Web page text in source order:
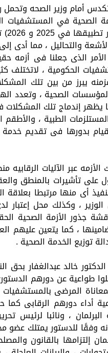
أمام وزير الصحه
الصحية في المستشفيات
والتحاليل ، مما أدى
الذى جعلنا فى أزمه
الحكومية ، لاتختلف
يبرز من بين تلك
الصحية ، وتعدد
إندماج تلك المشكلات
الطبية ، والأطقم
بدورها فى تقديم
عبر الآليات
على تأشيرات بالمنطق
أى منها مرتبطا بعلاقة
، وكذلك محل
جذور الأزمة الصحية
، كما يتعين عليهم
توزيع الخدمة الصحية .
خالد عبدالغفار بحق
طواعية عن دورهم
المرضى بالمستشفيات
أداء دورهم الرقابى كما
، ونائبا لرئيس
وفقًا للدستور يمتلك عضو
إلتزامها بالقانون